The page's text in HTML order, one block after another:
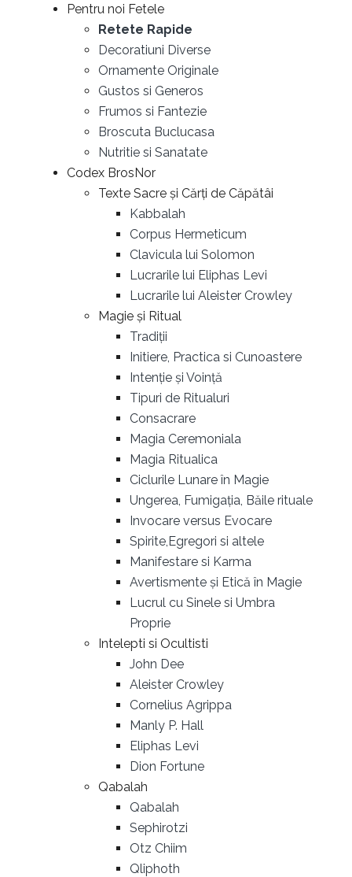
Pentru noi Fetele
Retete Rapide
Decoratiuni Diverse
Ornamente Originale
Gustos si Generos
Frumos si Fantezie
Broscuta Buclucasa
Nutritie si Sanatate
Codex BrosNor
Texte Sacre și Cărți de Căpătâi
Kabbalah
Corpus Hermeticum
Clavicula lui Solomon
Lucrarile lui Eliphas Levi
Lucrarile lui Aleister Crowley
Magie și Ritual
Tradiții
Initiere, Practica si Cunoastere
Intenție și Voință
Tipuri de Ritualuri
Consacrare
Magia Ceremoniala
Magia Ritualica
Ciclurile Lunare în Magie
Ungerea, Fumigația, Băile rituale
Invocare versus Evocare
Spirite,Egregori si altele
Manifestare si Karma
Avertismente și Etică în Magie
Lucrul cu Sinele si Umbra
Proprie
Intelepti si Ocultisti
John Dee
Aleister Crowley
Cornelius Agrippa
Manly P. Hall
Eliphas Levi
Dion Fortune
Qabalah
Qabalah
Sephirotzi
Otz Chiim
Qliphoth